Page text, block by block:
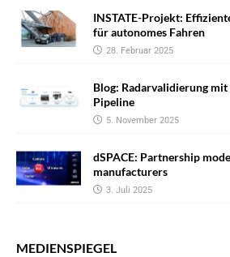
INSTATE-Projekt:
für autonomes Fahren
28. Februar 2025
Blog: Radarvalidierung
Pipeline
5. November 2025
dSPACE: Partnership
manufacturers
3. Juli 2025
MEDIENSPIEGEL